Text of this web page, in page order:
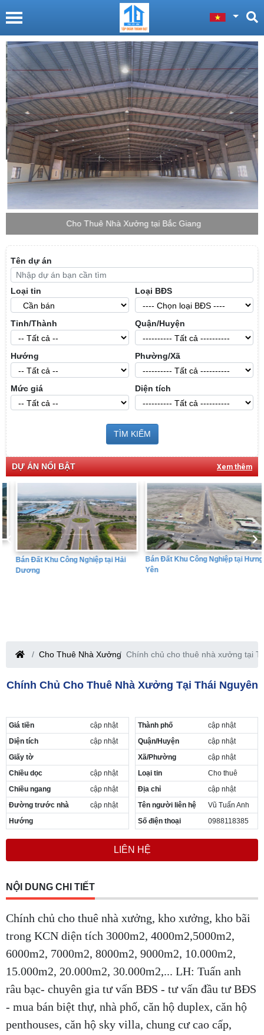
Cho Thuê Nhà Xưởng tại Bắc Giang
Tên dự án
Loại tin Loại BĐS
Tỉnh/Thành Quận/Huyện
Hướng Phường/Xã
Mức giá Diện tích
TÌM KIẾM
DỰ ÁN NỔI BẬT Xem thêm
Bán Đất Khu Công Nghiệp tại Hải
Dương
Bán Đất Khu Công Nghiệp tại Hưng
Yên
Cho Thuê Nhà Xưởng Chính chủ cho thuê nhà xưởng tại
Chính Chủ Cho Thuê Nhà Xưởng Tại Thái Nguyên
Giá tiền
cập nhật
Diện tích
cập nhật
Giấy tờ
Chiều dọc
cập nhật
Chiều ngang
cập nhật
Đường trước nhà
cập nhật
Hướng
Thành phố
cập nhật
Quận/Huyện
cập nhật
Xã/Phường
cập nhật
Loại tin
Cho thuê
Địa chỉ
cập nhật
Tên người liên hệ
Vũ Tuấn Anh
Số điện thoại
0988118385
LIÊN HỆ
NỘI DUNG CHI TIẾT
Chính chủ cho thuê nhà xưởng, kho xưởng, kho bãi
trong KCN diện tích 3000m2, 4000m2,5000m2,
6000m2, 7000m2, 8000m2, 9000m2, 10.000m2,
15.000m2, 20.000m2, 30.000m2,... LH: Tuấn anh
râu bạc- chuyên gia tư vấn BĐS - tư vấn đầu tư BĐS
- mua bán biệt thự, nhà phố, căn hộ duplex, căn hộ
penthouses, căn hộ sky villa, chung cư cao cấp,